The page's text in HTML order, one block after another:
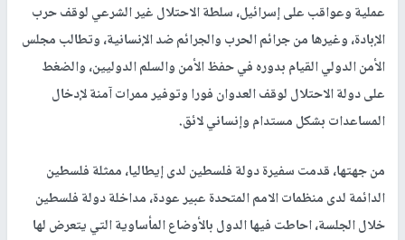
عملية وعواقب على إسرائيل، سلطة الاحتلال غير الشرعي لوقف حرب
الإبادة، وغيرها من جرائم الحرب والجرائم ضد الإنسانية، وتطالب مجلس
الأمن الدولي القيام بدوره في حفظ الأمن والسلم الدوليين، والضغط
على دولة الاحتلال لوقف العدوان فورا وتوفير ممرات آمنة لإدخال
المساعدات بشكل مستدام وإنساني لائق.
من جهتها، قدمت سفيرة دولة فلسطين لدى إيطاليا، ممثلة فلسطين
الدائمة لدى منظمات الامم المتحدة عبير عودة، مداخلة دولة فلسطين
خلال الجلسة، احاطت فيها الدول بالأوضاع المأساوية التي يتعرض لها